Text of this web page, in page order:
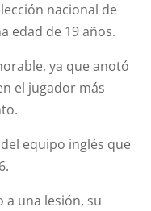
nacional de
edad de 19 años.
ya que anotó
el jugador más
equipo inglés que
a una lesión, su